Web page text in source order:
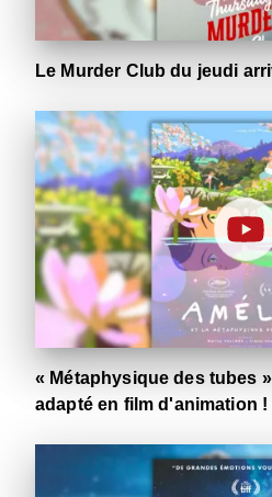
Le Murder Club du jeudi
« Métaphysique des tubes
adapté en film d'animation !